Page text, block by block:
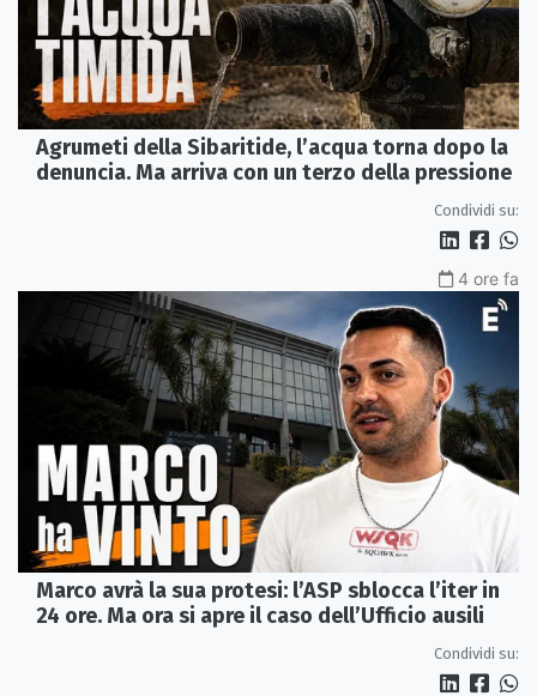
Agrumeti della Sibaritide, l’acqua torna dopo la
denuncia. Ma arriva con un terzo della pressione
Condividi su:
4 ore fa
Marco avrà la sua protesi: l’ASP sblocca l’iter in
24 ore. Ma ora si apre il caso dell’Ufficio ausili
Condividi su: